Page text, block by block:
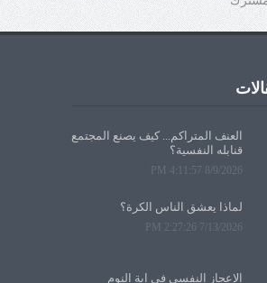
العنف المتراكم... كيف يصنع المجتمع
قنابله النفسية؟
8/9/2026 4:11:57 PM
لماذا يعشق الناس الكرة؟
7/13/2026 2:27:26 PM
الإعجاز النفسي في آية النوم